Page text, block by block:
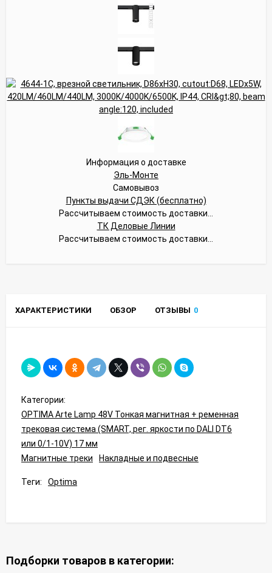
Информация о доставке
Эль-Монте
Самовывоз
Пункты выдачи СДЭК (бесплатно)
Рассчитываем стоимость доставки...
ТК Деловые Линии
Рассчитываем стоимость доставки...
ХАРАКТЕРИСТИКИ ОБЗОР ОТЗЫВЫ 0
Категории:
OPTIMA Arte Lamp 48V Тонкая магнитная + ременная
трековая система (SMART, рег. яркости по DALI DT6
или 0/1-10V) 17 мм
Магнитные треки
Накладные и подвесные
Теги: Optima
Подборки товаров в категории: